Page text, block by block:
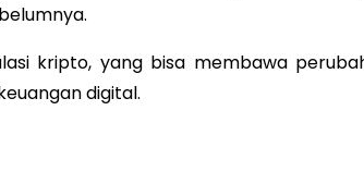
kripto, yang bisa membawa
digital.